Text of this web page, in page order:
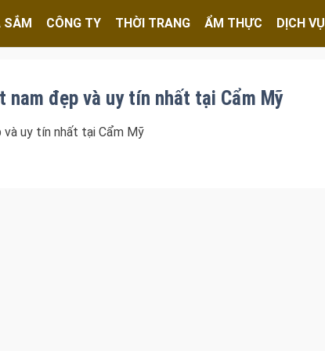
SẮM CÔNG TY THỜI TRANG ẨM THỰC DỊCH VỤ
nam đẹp và uy tín nhất tại Cẩm Mỹ
và uy tín nhất tại Cẩm Mỹ